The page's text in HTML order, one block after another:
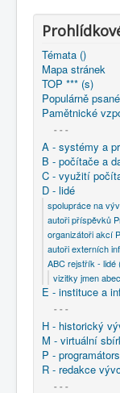
COBOL
Úvod
vizitky jmen
Témata ()
Mapa stránek
TOP *** (s)
Populárně
Pamětnické
- - -
A - systémy a
B - počítače a
C - využití
D - lidé
spolupráce na
autoři příspěvků
organizátoři akcí
autoři externích
ABC rejstřík - lidé
vizitky jmen
E - instituce a
- - -
H - historický
M - virtuální
P -
R - redakce
- - -